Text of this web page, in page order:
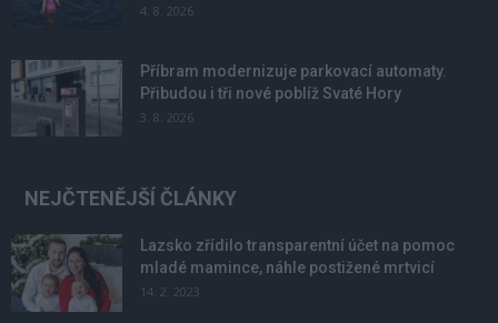
4. 8. 2026
Příbram modernizuje parkovací automaty.
Přibudou i tři nové poblíž Svaté Hory
3. 8. 2026
NEJČTENĚJŠÍ ČLÁNKY
Lazsko zřídilo transparentní účet na pomoc
mladé mamince, náhle postižené mrtvicí
14. 2. 2023